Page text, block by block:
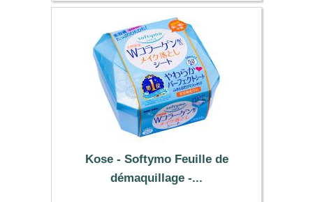
Kose - Softymo Feuille de
démaquillage -...